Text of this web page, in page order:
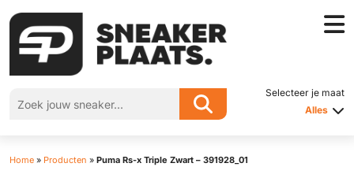
Selecteer je maat
Alles
Home » Producten » Puma Rs-x Triple Zwart – 391928_01